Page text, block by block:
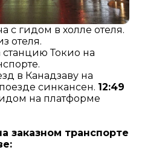
с гидом в холле отеля.
отеля.
Токио на
в Канадзаву на
синкансен. 12:49
на платформе
заказном транспорте